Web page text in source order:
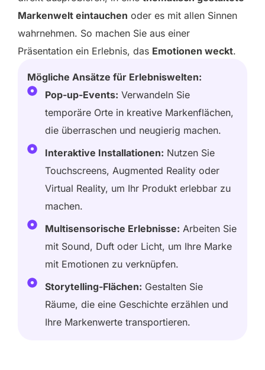
Markenwelt eintauchen oder es mit allen Sinnen
wahrnehmen. So machen Sie aus einer
Präsentation ein Erlebnis, das Emotionen weckt.
Mögliche Ansätze für Erlebniswelten:
Pop-up-Events: Verwandeln Sie
temporäre Orte in kreative Markenflächen,
die überraschen und neugierig machen.
Interaktive Installationen: Nutzen Sie
Touchscreens, Augmented Reality oder
Virtual Reality, um Ihr Produkt erlebbar zu
machen.
Multisensorische Erlebnisse: Arbeiten Sie
mit Sound, Duft oder Licht, um Ihre Marke
mit Emotionen zu verknüpfen.
Storytelling-Flächen: Gestalten Sie
Räume, die eine Geschichte erzählen und
Ihre Markenwerte transportieren.